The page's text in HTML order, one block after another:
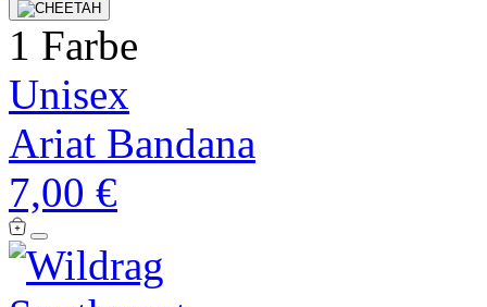
1 Farbe
Unisex
Ariat Bandana
7,00 €